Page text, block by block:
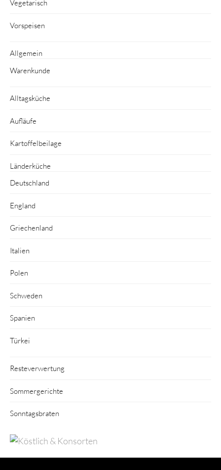
Vegetarisch
Vorspeisen
Allgemein
Warenkunde
Alltagsküche
Aufläufe
Kartoffelbeilage
Länderküche
Deutschland
England
Griechenland
Italien
Polen
Schweden
Spanien
Türkei
Resteverwertung
Sommergerichte
Sonntagsbraten